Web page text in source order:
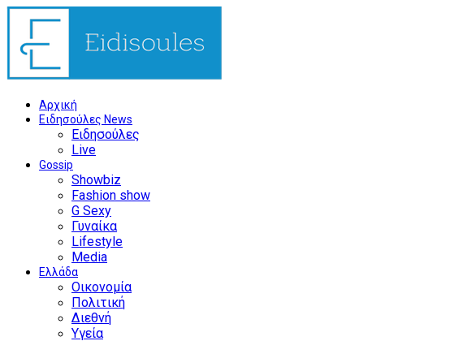
Αρχική
Ειδησούλες News
Ειδησούλες
Live
Gossip
Showbiz
Fashion show
G Sexy
Γυναίκα
Lifestyle
Media
Ελλάδα
Οικονομία
Πολιτική
Διεθνή
Υγεία